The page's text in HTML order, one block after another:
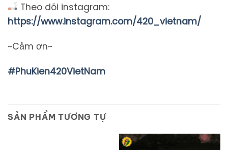
Theo dõi instagram:
https://www.instagram.com/420_vietnam/
~Cảm ơn~
#PhuKien420VietNam
SẢN PHẨM TƯƠNG TỰ